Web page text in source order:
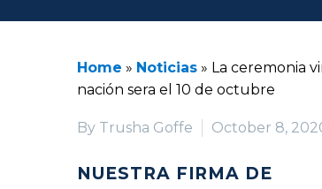
Home » Noticias » La ceremonia
nación sera el 10 de octubre
By Trusha Goffe October 8,
NUESTRA FIRMA DE